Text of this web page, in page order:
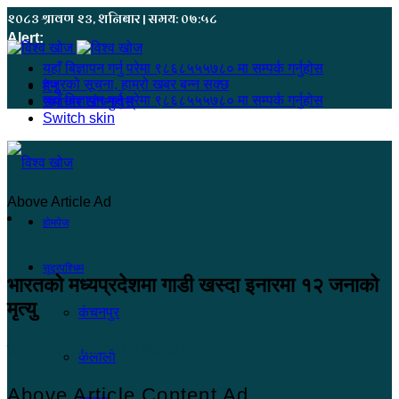
२०८३ श्रावण २३, शनिबार | समय: ०७:५८
Alert:
यहाँ बिज्ञापन गर्नु परेमा ९८६८५५५७८० मा सम्पर्क गर्नुहोस
हजुरको सूचना, हाम्रो खबर बन्न सक्छ
यहाँ बिज्ञापन गर्नु परेमा ९८६८५५५७८० मा सम्पर्क गर्नुहोस
मेनू
समाचार खोज्नुहोस्
Switch skin
होमपेज
सुदूरपश्चिम
कंचनपुर
कैलाली
Above Article Ad
भारतको मध्यप्रदेशमा गाडी खस्दा इनारमा १२ जनाको
मृत्यु
खोज सम्वाददाता२०८२ बैशाख १६, मंगलवार ०३:०३